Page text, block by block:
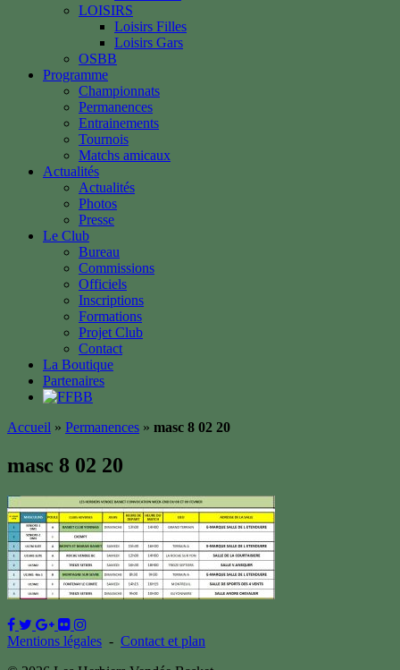
LOISIRS
Loisirs Filles
Loisirs Gars
OSBB
Programme
Championnats
Permanences
Entrainements
Tournois
Matchs amicaux
Actualités
Actualités
Photos
Presse
Le Club
Bureau
Commissions
Officiels
Inscriptions
Formations
Projet Club
Contact
La Boutique
Partenaires
Accueil » Permanences » masc 8 02 20
masc 8 02 20
Mentions légales - Contact et plan